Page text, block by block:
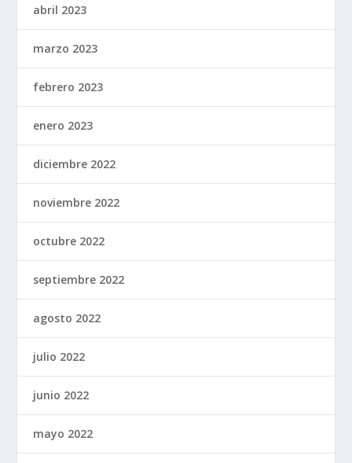
abril 2023
marzo 2023
febrero 2023
enero 2023
diciembre 2022
noviembre 2022
octubre 2022
septiembre 2022
agosto 2022
julio 2022
junio 2022
mayo 2022